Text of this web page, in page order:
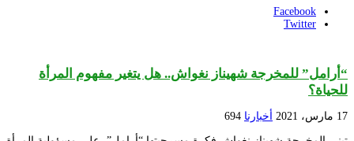
Facebook
Twitter
“أرامل” للمخرجة شهيناز نغواش.. هل يتغير مفهوم المرأة
للحياة؟
17 مارس، 2021 أخبارنا 694